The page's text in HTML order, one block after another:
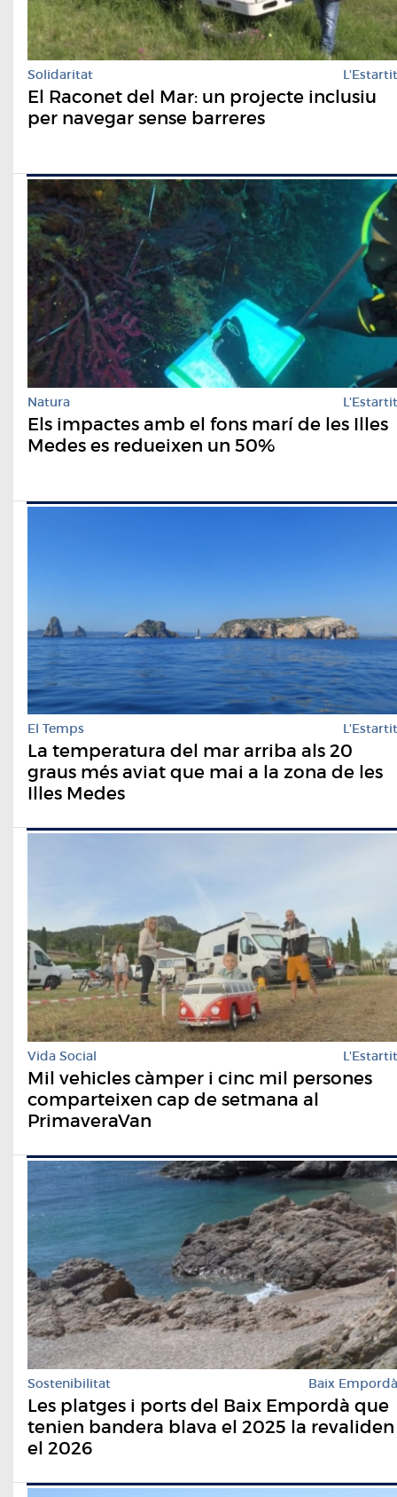
Solidaritat L'Estartit
El Raconet del Mar: un projecte inclusiu
per navegar sense barreres
Natura L'Estartit
Els impactes amb el fons marí de les Illes
Medes es redueixen un 50%
El Temps L'Estartit
La temperatura del mar arriba als 20
graus més aviat que mai a la zona de les
Illes Medes
Vida Social L'Estartit
Mil vehicles càmper i cinc mil persones
comparteixen cap de setmana al
PrimaveraVan
Sostenibilitat Baix Empordà
Les platges i ports del Baix Empordà que
tenien bandera blava el 2025 la revaliden
el 2026